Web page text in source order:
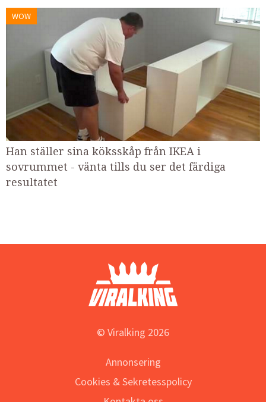
WOW
Han ställer sina köksskåp från IKEA i
sovrummet - vänta tills du ser det färdiga
resultatet
© Viralking 2026
Annonsering
Cookies & Sekretesspolicy